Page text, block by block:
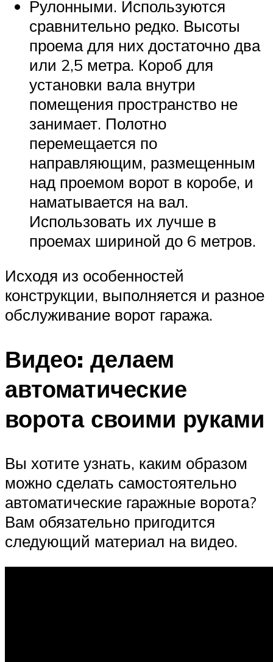
Рулонными. Используются
сравнительно редко. Высоты
проема для них достаточно два
или 2,5 метра. Короб для
установки вала внутри
помещения пространство не
занимает. Полотно
перемещается по
направляющим, размещенным
над проемом ворот в коробе, и
наматывается на вал.
Использовать их лучше в
проемах шириной до 6 метров.
Исходя из особенностей
конструкции, выполняется и разное
обслуживание ворот гаража.
Видео: делаем
автоматические
ворота своими руками
Вы хотите узнать, каким образом
можно сделать самостоятельно
автоматические гаражные ворота?
Вам обязательно пригодится
следующий материал на видео.